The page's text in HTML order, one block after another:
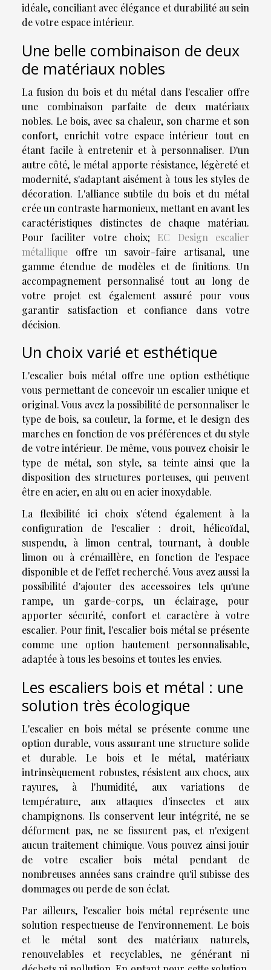
idéale, conciliant avec élégance et durabilité au sein
de votre espace intérieur.
Une belle combinaison de deux
de matériaux nobles
La fusion du bois et du métal dans l'escalier offre
une combinaison parfaite de deux matériaux
nobles. Le bois, avec sa chaleur, son charme et son
confort, enrichit votre espace intérieur tout en
étant facile à entretenir et à personnaliser. D'un
autre côté, le métal apporte résistance, légèreté et
modernité, s'adaptant aisément à tous les styles de
décoration. L'alliance subtile du bois et du métal
crée un contraste harmonieux, mettant en avant les
caractéristiques distinctes de chaque matériau.
Pour faciliter votre choix; EC Design escalier
métallique offre un savoir-faire artisanal, une
gamme étendue de modèles et de finitions. Un
accompagnement personnalisé tout au long de
votre projet est également assuré pour vous
garantir satisfaction et confiance dans votre
décision.
Un choix varié et esthétique
L'escalier bois métal offre une option esthétique
vous permettant de concevoir un escalier unique et
original. Vous avez la possibilité de personnaliser le
type de bois, sa couleur, la forme, et le design des
marches en fonction de vos préférences et du style
de votre intérieur. De même, vous pouvez choisir le
type de métal, son style, sa teinte ainsi que la
disposition des structures porteuses, qui peuvent
être en acier, en alu ou en acier inoxydable.
La flexibilité ici choix s'étend également à la
configuration de l'escalier : droit, hélicoïdal,
suspendu, à limon central, tournant, à double
limon ou à crémaillère, en fonction de l'espace
disponible et de l'effet recherché. Vous avez aussi la
possibilité d'ajouter des accessoires tels qu'une
rampe, un garde-corps, un éclairage, pour
apporter sécurité, confort et caractère à votre
escalier. Pour finit, l'escalier bois métal se présente
comme une option hautement personnalisable,
adaptée à tous les besoins et toutes les envies.
Les escaliers bois et métal : une
solution très écologique
L'escalier en bois métal se présente comme une
option durable, vous assurant une structure solide
et durable. Le bois et le métal, matériaux
intrinsèquement robustes, résistent aux chocs, aux
rayures, à l'humidité, aux variations de
température, aux attaques d'insectes et aux
champignons. Ils conservent leur intégrité, ne se
déforment pas, ne se fissurent pas, et n'exigent
aucun traitement chimique. Vous pouvez ainsi jouir
de votre escalier bois métal pendant de
nombreuses années sans craindre qu'il subisse des
dommages ou perde de son éclat.
Par ailleurs, l'escalier bois métal représente une
solution respectueuse de l'environnement. Le bois
et le métal sont des matériaux naturels,
renouvelables et recyclables, ne générant ni